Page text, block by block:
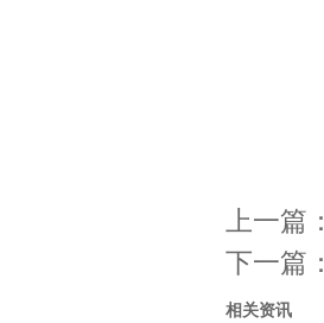
上一篇：
下一篇：
相关资讯